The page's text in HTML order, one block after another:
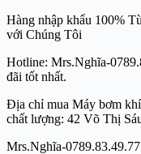
Hàng nhập khẩu 100%
với Chúng Tôi
Hotline: Mrs.Nghĩa-
đãi tốt nhất.
Địa chỉ mua Máy bơm
chất lượng: 42 Võ Thị
Mrs.Nghĩa-0789.83.49.77